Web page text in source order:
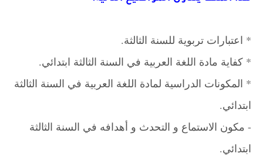
* اعتبارات تربوية للسنة الثالثة.
* كفاية مادة اللغة العربية في السنة الثالثة ابتدائي.
* المكونات الدراسية لمادة اللغة العربية في السنة الثالثة
ابتدائي.
- مكون الاستماع و التحدث و أهدافه في السنة الثالثة
ابتدائي.